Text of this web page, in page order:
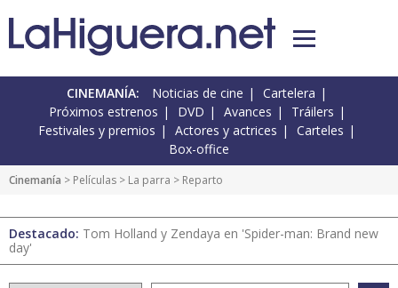
CINEMANÍA: Noticias de cine
Cartelera
Próximos estrenos
DVD Avances
Tráilers
Festivales y premios
Actores y actrices
Carteles
Box-office
Cinemanía > Películas > La parra > Reparto
Destacado: Tom Holland y Zendaya en 'Spider-man: Brand new
day'